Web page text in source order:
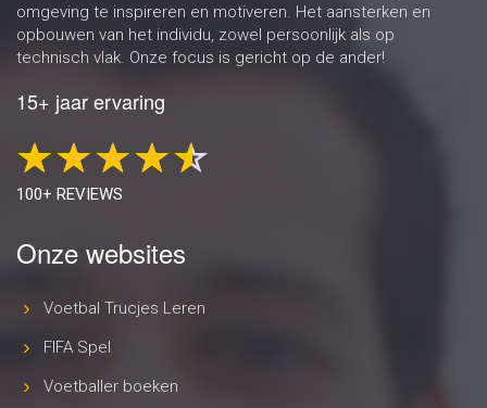
omgeving te inspireren en motiveren. Het aansterken en
opbouwen van het individu, zowel persoonlijk als op
technisch vlak. Onze focus is gericht op de ander!
15+ jaar ervaring
100+ REVIEWS
Onze websites
Voetbal Trucjes Leren
FIFA Spel
Voetballer boeken